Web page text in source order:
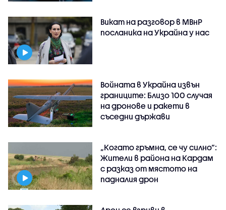
Викат на разговор в МВнР
посланика на Украйна у нас
Войната в Украйна извън
границите: Близо 100 случая
на дронове и ракети в
съседни държави
„Когато гръмна, се чу силно“:
Жители в района на Кардам
с разказ от мястото на
падналия дрон